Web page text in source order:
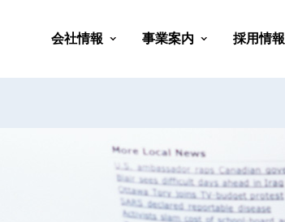
会社情報 事業案内 採用情報